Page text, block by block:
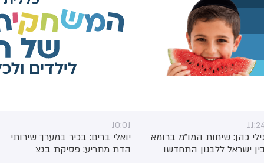
ברים: בכיר במערך שירותי
מתריע: פסיקת בגצ
09:55
כלא חדש לשב״חים ייפתח
בסהרונים - עם תנאי כליאה